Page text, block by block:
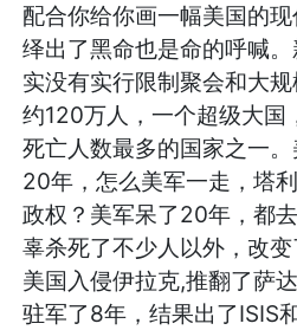
配合你给你画一幅美国的
绎出了黑命也是命的呼喊
实没有实行限制聚会和大
约120万人，一个超级大国
死亡人数最多的国家之一
20年，怎么美军一走，塔
政权？美军呆了20年，都
辜杀死了不少人以外，改
美国入侵伊拉克,推翻了萨
驻军了8年，结果出了ISIS